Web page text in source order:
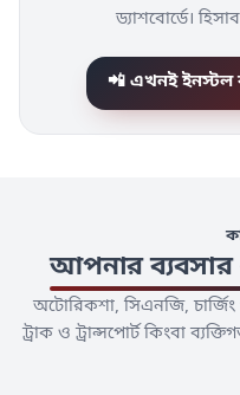
ড্যাশবোর্ডে।
📲 এখনই ইনস্টল
আপনার ব্যবসার
অটোরিকশা, সিএনজি,
ট্রাক ও ট্রান্সপোর্ট কিংবা